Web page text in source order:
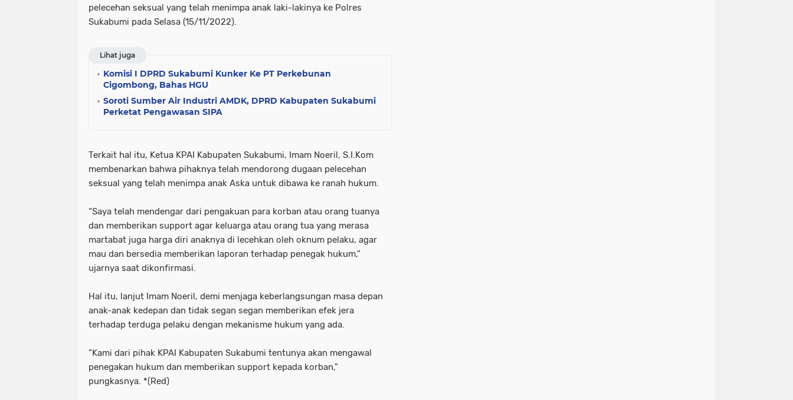
pelecehan seksual yang telah menimpa anak laki-lakinya ke Polres
Sukabumi pada Selasa (15/11/2022).
Lihat juga
Komisi I DPRD Sukabumi Kunker Ke PT Perkebunan
Cigombong, Bahas HGU
Soroti Sumber Air Industri AMDK, DPRD Kabupaten Sukabumi
Perketat Pengawasan SIPA
Terkait hal itu, Ketua KPAI Kabupaten Sukabumi, Imam Noeril, S.I.Kom
membenarkan bahwa pihaknya telah mendorong dugaan pelecehan
seksual yang telah menimpa anak Aska untuk dibawa ke ranah hukum.
“Saya telah mendengar dari pengakuan para korban atau orang tuanya
dan memberikan support agar keluarga atau orang tua yang merasa
martabat juga harga diri anaknya di lecehkan oleh oknum pelaku, agar
mau dan bersedia memberikan laporan terhadap penegak hukum,”
ujarnya saat dikonfirmasi.
Hal itu, lanjut Imam Noeril, demi menjaga keberlangsungan masa depan
anak-anak kedepan dan tidak segan segan memberikan efek jera
terhadap terduga pelaku dengan mekanisme hukum yang ada.
“Kami dari pihak KPAI Kabupaten Sukabumi tentunya akan mengawal
penegakan hukum dan memberikan support kepada korban,”
pungkasnya. *(Red)